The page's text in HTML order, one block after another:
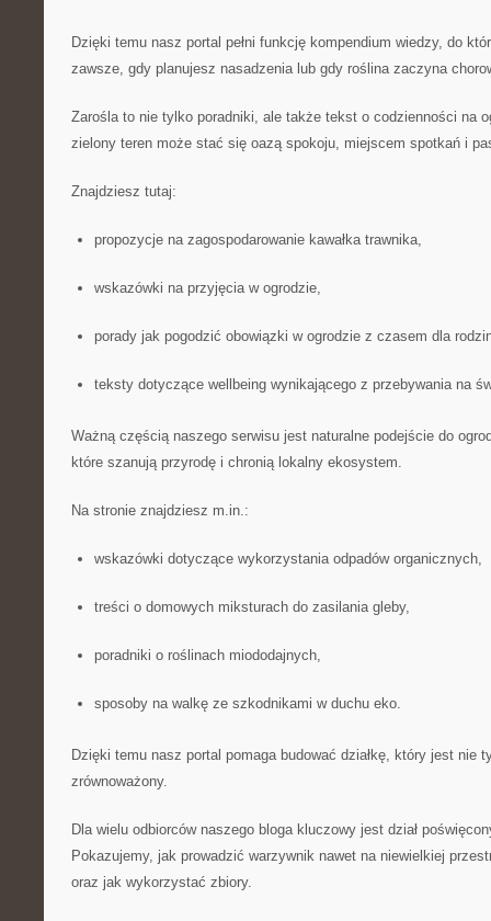
Dzięki temu nasz portal pełni funkcję kompendium wiedzy, do
zawsze, gdy planujesz nasadzenia lub gdy roślina zaczyna
Zarośla to nie tylko poradniki, ale także tekst o codzienności na
zielony teren może stać się oazą spokoju, miejscem spotkań i
Znajdziesz tutaj:
propozycje na zagospodarowanie kawałka trawnika,
wskazówki na przyjęcia w ogrodzie,
porady jak pogodzić obowiązki w ogrodzie z czasem dla
teksty dotyczące wellbeing wynikającego z przebywania na
Ważną częścią naszego serwisu jest naturalne podejście do
które szanują przyrodę i chronią lokalny ekosystem.
Na stronie znajdziesz m.in.:
wskazówki dotyczące wykorzystania odpadów organicznych,
treści o domowych miksturach do zasilania gleby,
poradniki o roślinach miododajnych,
sposoby na walkę ze szkodnikami w duchu eko.
Dzięki temu nasz portal pomaga budować działkę, który jest nie
zrównoważony.
Dla wielu odbiorców naszego bloga kluczowy jest dział
Pokazujemy, jak prowadzić warzywnik nawet na niewielkiej
oraz jak wykorzystać zbiory.